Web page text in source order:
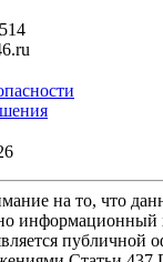
на то, что
информационный
публичной